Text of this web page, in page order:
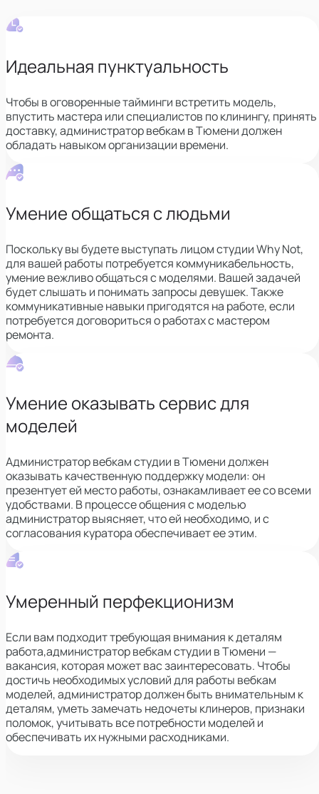
Идеальная пунктуальность
Чтобы в оговоренные тайминги встретить модель,
впустить мастера или специалистов по клинингу, принять
доставку,администратор вебкам в Тюмени должен
обладать навыком организации времени.
Умение общаться с людьми
Поскольку вы будете выступать лицом студии Why Not,
для вашей работы потребуется коммуникабельность,
умение вежливо общаться с моделями. Вашей задачей
будет слышать и понимать запросы девушек. Также
коммуникативные навыки пригодятся на работе, если
потребуется договориться о работах с мастером
ремонта.
Умение оказывать сервис для
моделей
Администратор вебкам студии в Тюмени должен
оказывать качественную поддержку модели: он
презентует ей место работы, ознакамливает ее со всеми
удобствами. В процессе общения с моделью
администратор выясняет, что ей необходимо, и с
согласования куратора обеспечивает ее этим.
Умеренный перфекционизм
Если вам подходит требующая внимания к деталям
работа,администратор вебкам студии в Тюмени —
вакансия, которая может вас заинтересовать. Чтобы
достичь необходимых условий для работы вебкам
моделей, администратор должен быть внимательным к
деталям, уметь замечать недочеты клинеров, признаки
поломок, учитывать все потребности моделей и
обеспечивать их нужными расходниками.